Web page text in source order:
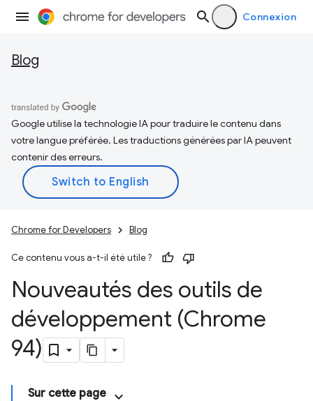
Connexion
Blog
Google utilise la technologie IA pour traduire le contenu dans
votre langue préférée. Les traductions générées par IA peuvent
contenir des erreurs.
Chrome for Developers Blog
Ce contenu vous a-t-il été utile ?
Nouveautés des outils de
développement (Chrome
94)
Sur cette page